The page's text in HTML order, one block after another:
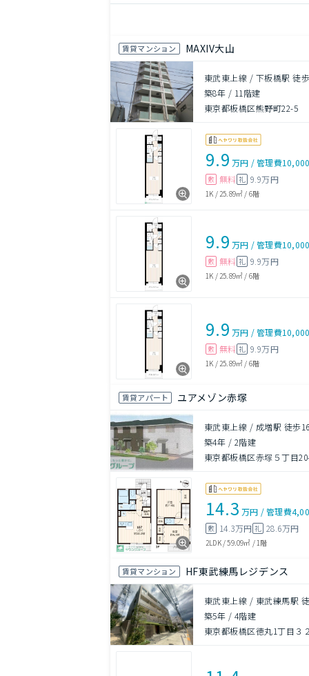
賃貸マンション MAXIV大山
東武東上線 / 下板橋駅 徒
築8年 / 11階建
東京都板橋区熊野町22-5
9.9 万円 /管理費
敷 無料 礼 9.9万円
1K /25.89㎡ / 6階
9.9 万円 /管理費
敷 無料 礼 9.9万円
1K / 25.89㎡ / 6階
9.9 万円 /管理費
敷 無料 礼 9.9万円
1K / 25.89㎡ / 6階
賃貸アパート ユアメゾン赤塚
東武東上線 / 成増駅 徒歩
築4年 / 2階建
東京都板橋区赤塚５丁目
14.3 万円 /管理費
敷 14.3万円 礼 28.6万円
2LDK/59.09㎡ /1階
賃貸マンション HF東武練馬レジデンス
東武東上線 / 東武練馬駅
築5年 / 4階建
東京都板橋区徳丸1丁目３